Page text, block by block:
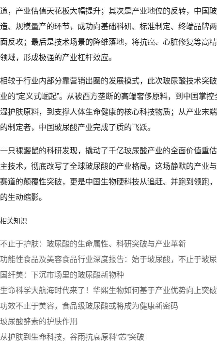
道，产业估值天花板大幅提升；其次是产业地位的反转，中国
造、规模量产的环节，成功向基础科研、标准制定、终端品牌
面反攻；最后是技术场景的降维落地，将抗癌、心脏修复等高
领域，形成极强的产业杠杆效应。
相较于行业内部分靠营销出圈的发展模式，此次玻尿酸技术突
业的“定义式崛起”。从被西方垄断的高端奢侈原料，到中国掌
湿护肤原料，到支撑人体生命健康的核心科技物质；从产业末
的制定者，中国玻尿酸产业完成了质的飞跃。
一只裸鼹鼠的科研发现，撬动了千亿玻尿酸产业的全面价值重
主技术，彻底改写了全球玻尿酸的产业格局。这场静默的产业
赛道的颠覆性突破，更是中国生物硬科技从追赶、并跑到领跑
的生动缩影。
相关知识
不止于护肤：玻尿酸的生命属性、科研突破与产业革新
功能性食品及美容食品行业深度报告：始于玻尿酸，不止于玻
国纤美：下沉市场里的玻尿酸新物种
生命科学大航海时代来了！华熙生物如何基于产业优势向上突
功效不止于美容，食品级玻尿酸或将成为健康新密码
玻尿酸酵素的护肤作用
从护肤到生命科技，谷雨抗衰原料“芯”突破